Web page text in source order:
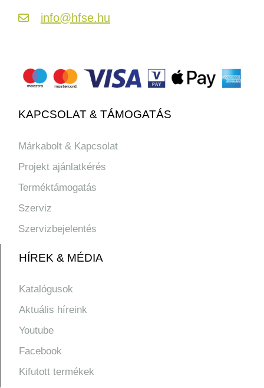
info@hfse.hu
KAPCSOLAT & TÁMOGATÁS
Márkabolt & Kapcsolat
Projekt ajánlatkérés
Terméktámogatás
Szerviz
Szervizbejelentés
HÍREK & MÉDIA
Katalógusok
Aktuális híreink
Youtube
Facebook
Kifutott termékek